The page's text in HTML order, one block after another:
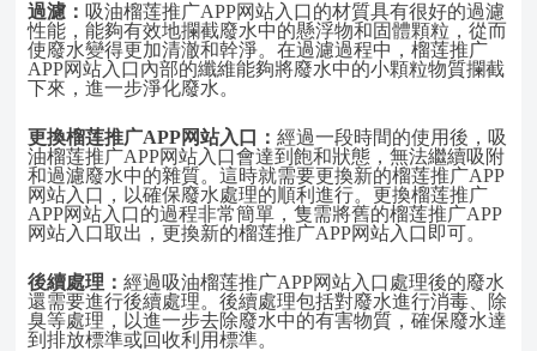
過濾： 吸油榴莲推广APP网站入口的材質具有很好的過濾
性能，能夠有效地攔截廢水中的懸浮物和固體顆粒，從而
使廢水變得更加清澈和幹淨。在過濾過程中，榴莲推广
APP网站入口內部的纖維能夠將廢水中的小顆粒物質攔截
下來，進一步淨化廢水。
更換榴莲推广APP网站入口：經過一段時間的使用後，吸
油榴莲推广APP网站入口會達到飽和狀態，無法繼續吸附
和過濾廢水中的雜質。這時就需要更換新的榴莲推广APP
网站入口，以確保廢水處理的順利進行。更換榴莲推广
APP网站入口的過程非常簡單，隻需將舊的榴莲推广APP
网站入口取出，更換新的榴莲推广APP网站入口即可。
後續處理：經過吸油榴莲推广APP网站入口處理後的廢水
還需要進行後續處理。後續處理包括對廢水進行消毒、除
臭等處理，以進一步去除廢水中的有害物質，確保廢水達
到排放標準或回收利用標準。